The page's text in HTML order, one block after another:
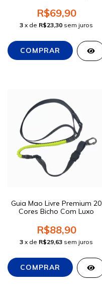
R$69,90
3 x de R$23,30 sem juros
Guia Mao Livre Premium 20
Cores Bicho Com Luxo
R$88,90
3 x de R$29,63 sem juros